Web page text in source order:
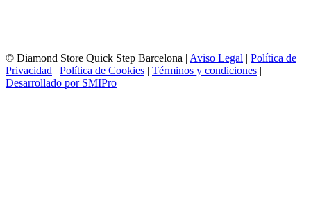
© Diamond Store Quick Step Barcelona | Aviso Legal | Política de
Privacidad | Política de Cookies | Términos y condiciones |
Desarrollado por SMIPro